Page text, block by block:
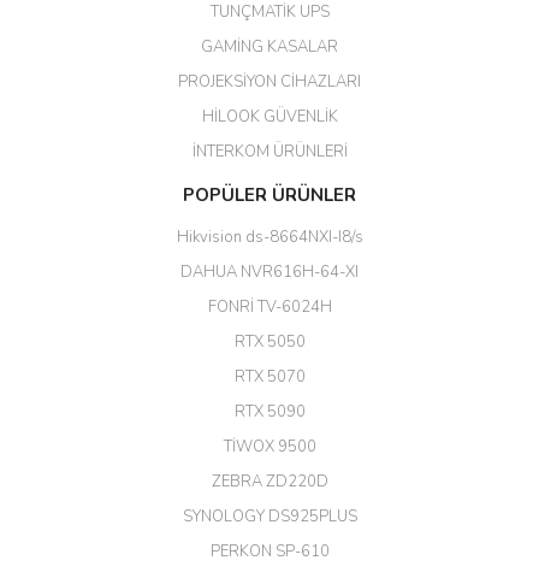
Her şey için teşekkür ederim çok
Erdal Cingöz | 07/02/2026
Başarılı. Bu vasıfta bir ürünü bu
kadar uygun fiyata bulabilmek
büyük şans. Güvenliticaret
(HIKVISION DS-3E0326P-E/M(B)
EROL ÇAKMAK | 26/12/2025
TUNÇMATİK UPS
GAMİNG KASALAR
PROJEKSİYON CİHAZLARI
HİLOOK GÜVENLİK
İNTERKOM ÜRÜNLERİ
POPÜLER ÜRÜNLER
Hikvision ds-8664NXI-I8/s
DAHUA NVR616H-64-XI
FONRİ TV-6024H
RTX 5050
RTX 5070
RTX 5090
TİWOX 9500
ZEBRA ZD220D
SYNOLOGY DS925PLUS
PERKON SP-610